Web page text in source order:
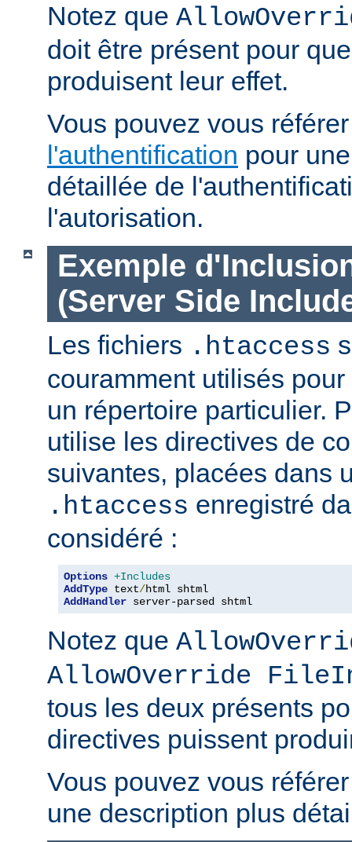
Notez que
doit être présent pour
produisent leur effet.
Vous pouvez vous
l'authentification pour
détaillée de
l'autorisation.
Exemple
(Server Side
Les fichiers .htaccess
couramment utilisés
un répertoire particulier.
utilise les directives de
suivantes, placées dans
.htaccess enregistré
considéré :
Options +Includes
AddType text/
AddHandler server-parsed shtml
Notez que
AllowOverride
tous les deux présents
directives puissent
Vous pouvez vous
une description plus